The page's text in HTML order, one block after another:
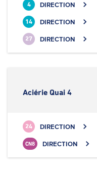
4 DIRECTION
14 DIRECTION
27 DIRECTION
Aciérie Quai 4
24 DIRECTION
CN8 DIRECTION